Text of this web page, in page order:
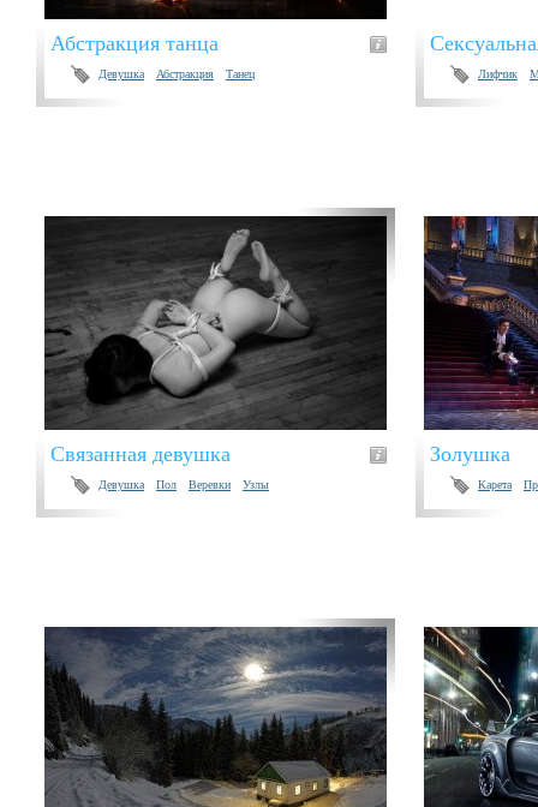
Абстракция танца
Девушка Абстракция Танец Лифчик
Связанная девушка
Девушка Пол Веревки Узлы
Золушка
Карета